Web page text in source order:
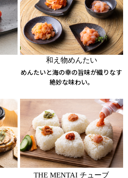
和え物めんたい
めんたいと海の幸の旨味が織りなす
絶妙な味わい。
THE MENTAI チューブ